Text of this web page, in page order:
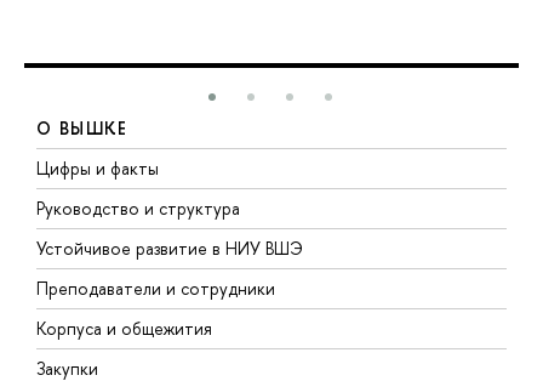
О ВЫШКЕ
Цифры и факты
Руководство и структура
Устойчивое развитие в НИУ ВШЭ
Преподаватели и сотрудники
Корпуса и общежития
Закупки